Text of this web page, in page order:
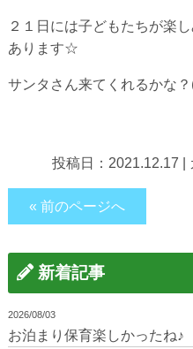
２１日には子どもたちが楽
あります☆
サンタさん来てくれるかな
投稿日： 2021.12.17
« 前のページへ
新着記事
2026/08/03
お泊まり保育楽しかったね♪